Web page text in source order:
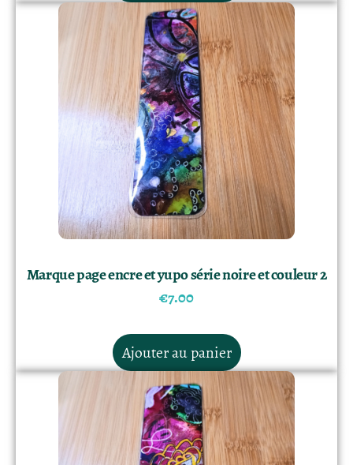
Marque page encre et yupo série noire et couleur 2
€7.00
Ajouter au panier